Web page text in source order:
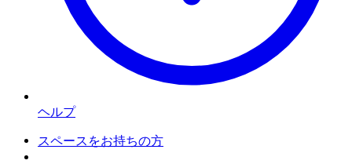
ヘルプ
スペースをお持ちの方